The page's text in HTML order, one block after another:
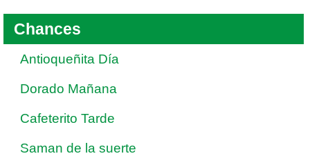
Chances
Antioqueñita Día
Dorado Mañana
Cafeterito Tarde
Saman de la suerte